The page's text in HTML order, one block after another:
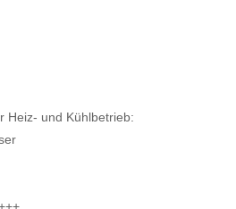
Heiz- und Kühlbetrieb: